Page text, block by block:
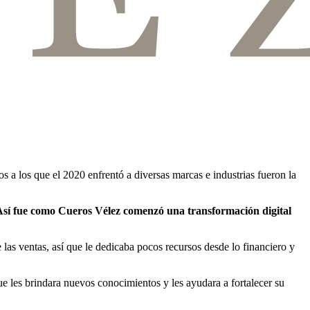
a los que el 2020 enfrentó a diversas marcas e industrias fueron la
fue como Cueros Vélez comenzó una transformación digital
ventas, así que le dedicaba pocos recursos desde lo financiero y
les brindara nuevos conocimientos y les ayudara a fortalecer su